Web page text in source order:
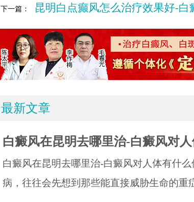
下一篇： 昆明白点癫风怎么治疗效果好-白癜
最新文章
白癜风在昆明去哪里治-白癜风对
白癜风在昆明去哪里治-白癜风对人体有什
病，往往会先想到那些能直接威胁生命的重